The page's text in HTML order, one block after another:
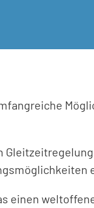
einen